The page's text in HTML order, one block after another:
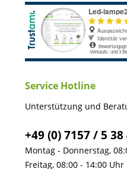
Service Hotline
Unterstützung und
+49 (0) 7157 / 5 38
Montag - Donnerstag,
Freitag, 08:00 - 14:00 Uhr